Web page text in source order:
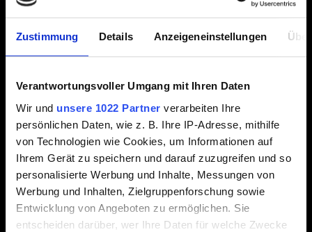
Zustimmung Details Anzeigeneinstellungen
Verantwortungsvoller Umgang mit Ihren Daten
Wir und unsere 1022 Partner verarbeiten Ihre
persönlichen Daten, wie z. B. Ihre IP-Adresse, mithilfe
von Technologien wie Cookies, um Informationen auf
Ihrem Gerät zu speichern und darauf zuzugreifen und so
personalisierte Werbung und Inhalte, Messungen von
Werbung und Inhalten, Zielgruppenforschung sowie
Entwicklung von Angeboten zu ermöglichen. Sie
entscheiden darüber, wer Ihre Daten für welche Zwecke
Belohnungsbuch usw.)
2. Erwartete Belohnung
4. Wenn möglich einen Screenshot (z. B. aus deinem
Belohnungsbuch)
5. Datum und Uhrzeit, zu denen du die Belohnung
beansprucht hast (inklusive deiner Zeitzone).